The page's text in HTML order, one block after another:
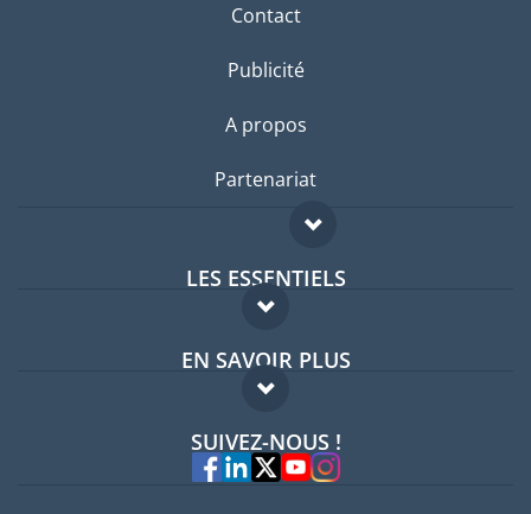
Contact
Publicité
A propos
Partenariat
LES ESSENTIELS
Forum expatriés
Guides pays
EN SAVOIR PLUS
FAQ
Experts
SUIVEZ-NOUS !